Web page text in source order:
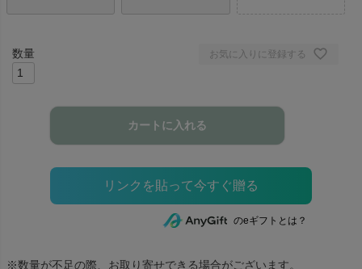
お気に入りに登録する
カートに入れる
のeギフトとは？
※数量が不足の際、お取り寄せできる場合がございます。